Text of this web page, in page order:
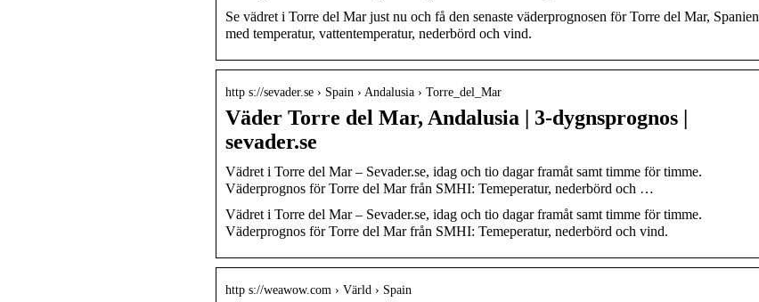
Se vädret i Torre del Mar just nu och få den senaste väderprognosen för Torre del Mar, Spanien
med temperatur, vattentemperatur, nederbörd och vind.
http s://sevader.se › Spain › Andalusia › Torre_del_Mar
Väder Torre del Mar, Andalusia | 3-dygnsprognos |
sevader.se
Vädret i Torre del Mar – Sevader.se, idag och tio dagar framåt samt timme för timme.
Väderprognos för Torre del Mar från SMHI: Temeperatur, nederbörd och …
Vädret i Torre del Mar – Sevader.se, idag och tio dagar framåt samt timme för timme.
Väderprognos för Torre del Mar från SMHI: Temeperatur, nederbörd och vind.
http s://weawow.com › Värld › Spain